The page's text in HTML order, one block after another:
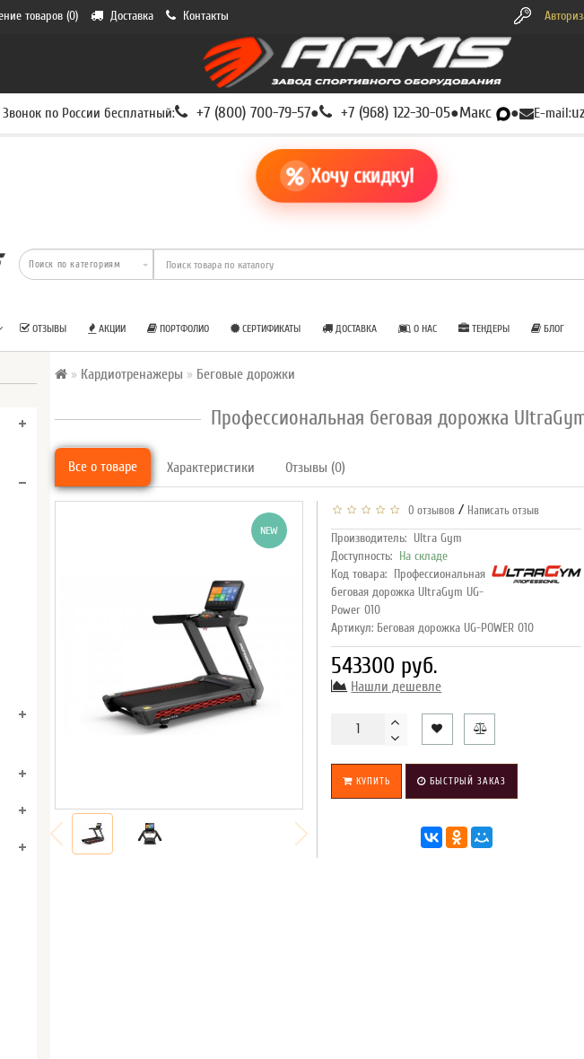
товаров (0) Доставка Контакты
Звонок по России бесплатный: +7 (800) 700-79-57● +7 (968) 122-30-05●Макс ● E-mail:
Хочу скидку!
ОТЗЫВЫ АКЦИИ ПОРТФОЛИО СЕРТИФИКАТЫ ДОСТАВКА О НАС ТЕНДЕРЫ БЛОГ
Кардиотренажеры Беговые дорожки
Профессиональная беговая дорожка
Все о товаре Характеристики Отзывы (0)
NEW
0 отзывов / Написать отзыв
Производитель: Ultra Gym
Доступность: На складе
Код товара: Профессиональная
беговая дорожка UltraGym UG-
Power 010
Артикул: Беговая дорожка UG-POWER 010
543300 руб.
Нашли дешевле
КУПИТЬ БЫСТРЫЙ ЗАКАЗ